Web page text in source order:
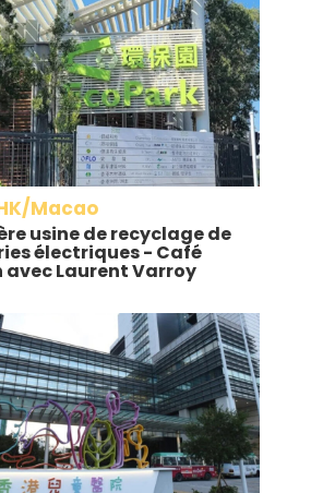
Macao
usine de recyclage de
électriques - Café
avec Laurent Varroy